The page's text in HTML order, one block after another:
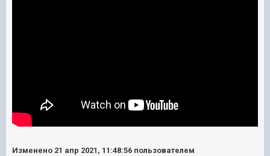
Изменено 21 апр 2021, 11:48:56 пользователем